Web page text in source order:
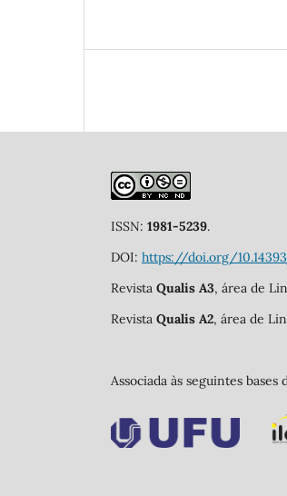
ISSN: 1981-5239.
DOI: https://doi.org/
Revista Qualis A3, área de
Revista Qualis A2, área de
Associada às seguintes